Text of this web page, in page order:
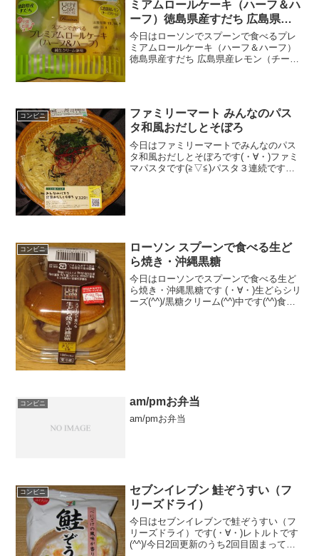
ミアムロールケーキ（ハーフ＆ハ
ーフ）徳島県産すだち 広島県産
レモン（チーズクリーム）
今日はローソンでスプーンで食べるプレ
ミアムロールケーキ（ハーフ＆ハーフ）
徳島県産すだち 広島県産レモン（チーズ
コンビニ
ファミリーマート みんなのパス
タ和風おだしとそぼろ
今日はファミリーマートでみんなのパス
タ和風おだしとそぼろです(・∀・)ファミ
マパスタです(≧▽≦)パスタ３連続です
コンビニ
ローソン スプーンで食べる生ど
ら焼き・沖縄黒糖
今日はローソンでスプーンで食べる生ど
ら焼き・沖縄黒糖です (・∀・)生どらシリ
ーズ(^^)/黒糖クリーム(^^)中です(^^)食べ
コンビニ am/pmお弁当
am/pmお弁当
コンビニ
セブンイレブン 鮭ぞうすい（フ
リーズドライ）
今日はセブンイレブンで鮭ぞうすい（フ
リーズドライ）です(・∀・)レトルトです
(^^)/今日2回更新のうち2回目固まってい